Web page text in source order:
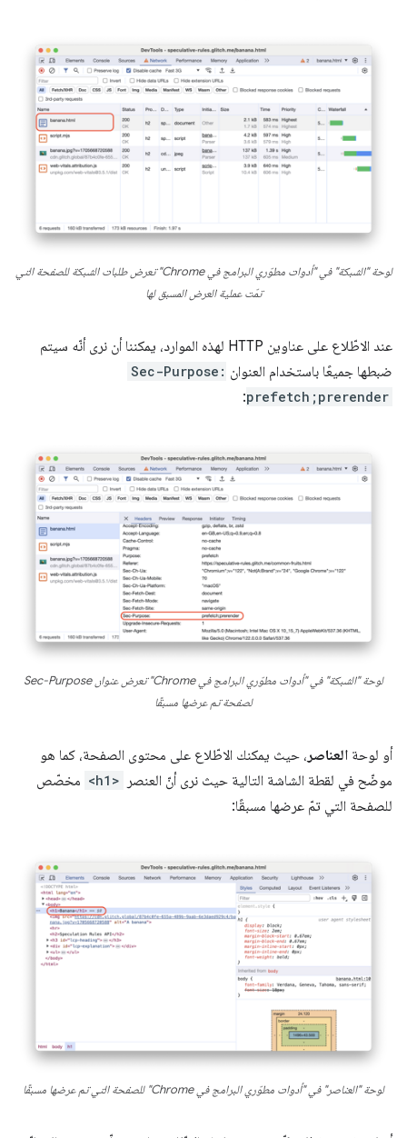
لوحة "الشبكة" في "أدوات مطوّري البرامج في Chrome" تعرض طلبات الشبكة للصفحة التي
تمّت عملية العرض المسبق لها
عند الاطّلاع على عناوين HTTP لهذه الموارد، يمكننا أن نرى أنّه سيتم
ضبطها جميعًا باستخدام العنوان Sec-Purpose:
prefetch;prerender
:
لوحة "الشبكة" في "أدوات مطوّري البرامج في Chrome" تعرض عنوان Sec-Purpose
لصفحة تم عرضها مسبقًا
أو لوحة العناصر ، حيث يمكنك الاطّلاع على محتوى الصفحة، كما هو
موضّح في لقطة الشاشة التالية حيث نرى أنّ العنصر
<h1> مخصّص
للصفحة التي تمّ عرضها مسبقًا:
لوحة "العناصر" في "أدوات مطوّري البرامج في Chrome" للصفحة التي تم عرضها مسبقًا